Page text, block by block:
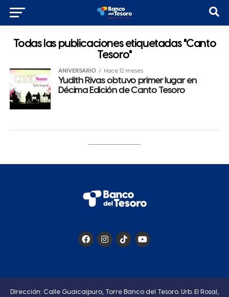
Todas las publicaciones etiquetadas "Canto
Tesoro"
ANIVERSARIO Hace 12 meses
Yudith Rivas obtuvo primer lugar en
Décima Edición de Canto Tesoro
Dirección: Calle Guaicaipuro, Torre Banco del Tesoro. Urb. El Rosal,